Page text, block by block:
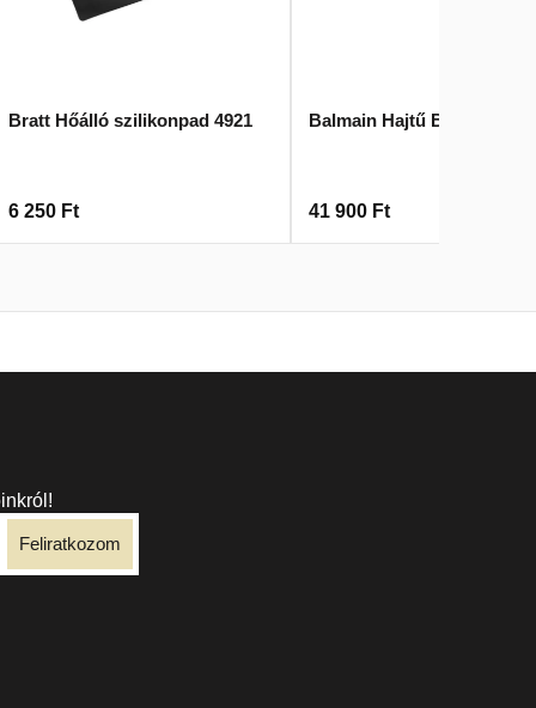
Bratt Hőálló szilikonpad 4921
6 250 Ft
Balmain Hajtű Bőr Arany
41 900 Ft
Feliratkozom